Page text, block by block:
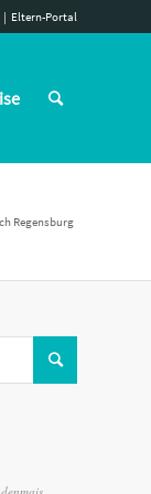
| Eltern-Portal
Regensburg